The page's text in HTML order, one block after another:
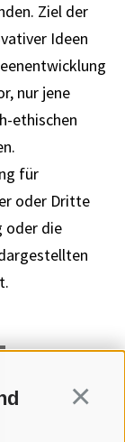
Ziel der
Ideen
nur jene
ethischen
für
oder Dritte
oder die